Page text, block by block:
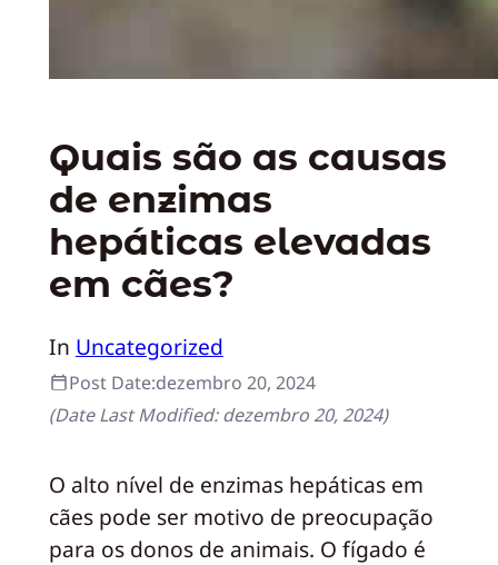
Quais são as causas
de enzimas
hepáticas elevadas
em cães?
In Uncategorized
Post Date:dezembro 20, 2024
(Date Last Modified:dezembro 20, 2024)
O alto nível de enzimas hepáticas em
cães pode ser motivo de preocupação
para os donos de animais. O fígado é